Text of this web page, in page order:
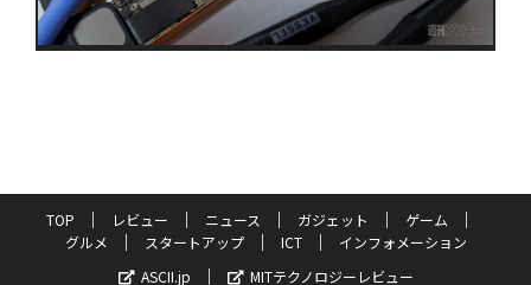
TOP レビュー ニュース ガジェット
ゲーム
グルメ
スタートアップ ICT
インフォメーション
ASCII.jp
MITテクノロジーレビュー